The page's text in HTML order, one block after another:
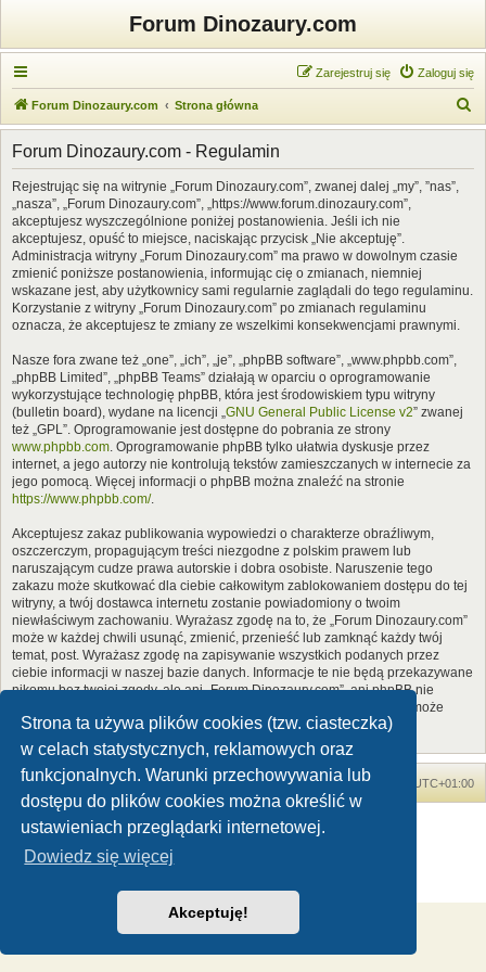
Strona ta używa plików cookies (tzw. ciasteczka)
w celach statystycznych, reklamowych oraz
funkcjonalnych. Warunki przechowywania lub
dostępu do plików cookies można określić w
ustawieniach przeglądarki internetowej.
Dowiedz się więcej
Akceptuję!
Forum Dinozaury.com
Zaloguj się
Zarejestruj się
Forum Dinozaury.com Strona główna
z
Forum Dinozaury.com - Regulamin
Rejestrując się na witrynie „Forum Dinozaury.com”, zwanej dalej „my”, ”nas”,
„nasza”, „Forum Dinozaury.com”, „https://www.forum.dinozaury.com”,
akceptujesz wyszczególnione poniżej postanowienia. Jeśli ich nie
akceptujesz, opuść to miejsce, naciskając przycisk „Nie akceptuję”.
Administracja witryny „Forum Dinozaury.com” ma prawo w dowolnym czasie
zmienić poniższe postanowienia, informując cię o zmianach, niemniej
wskazane jest, aby użytkownicy sami regularnie zaglądali do tego regulaminu.
Korzystanie z witryny „Forum Dinozaury.com” po zmianach regulaminu
oznacza, że akceptujesz te zmiany ze wszelkimi konsekwencjami prawnymi.
Nasze fora zwane też „one”, „ich”, „je”, „phpBB software”, „www.phpbb.com”,
„phpBB Limited”, „phpBB Teams” działają w oparciu o oprogramowanie
wykorzystujące technologię phpBB, która jest środowiskiem typu witryny
(bulletin board), wydane na licencji „GNU General Public License v2” zwanej
też „GPL”. Oprogramowanie jest dostępne do pobrania ze strony
www.phpbb.com. Oprogramowanie phpBB tylko ułatwia dyskusje przez
internet, a jego autorzy nie kontrolują tekstów zamieszczanych w internecie za
jego pomocą. Więcej informacji o phpBB można znaleźć na stronie
https://www.phpbb.com/.
Akceptujesz zakaz publikowania wypowiedzi o charakterze obraźliwym,
oszczerczym, propagującym treści niezgodne z polskim prawem lub
naruszającym cudze prawa autorskie i dobra osobiste. Naruszenie tego
zakazu może skutkować dla ciebie całkowitym zablokowaniem dostępu do tej
witryny, a twój dostawca internetu zostanie powiadomiony o twoim
niewłaściwym zachowaniu. Wyrażasz zgodę na to, że „Forum Dinozaury.com”
może w każdej chwili usunąć, zmienić, przenieść lub zamknąć każdy twój
temat, post. Wyrażasz zgodę na zapisywanie wszystkich podanych przez
ciebie informacji w naszej bazie danych. Informacje te nie będą przekazywane
nikomu bez twojej zgody, ale ani „Forum Dinozaury.com”, ani phpBB nie
ponosi odpowiedzialności za włamania do witryny, podczas których może
dojść do kradzieży danych.
Forum Dinozaury.com Strona główna Strefa czasowa UTC+01:00
Dinozaury.com© 2006-2020
Polski pakiet językowy dostarcza